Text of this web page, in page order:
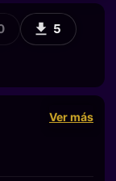
5
Ver más